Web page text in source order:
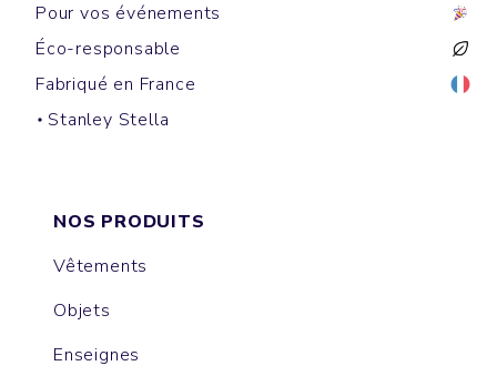
Pour vos événements
Éco-responsable
Fabriqué en France
Stanley Stella
T-shirts manches courtes
MUSER
T-shirts manches courtes
COLLIDER
T-shirts manches courtes
ISLA
T-shirts manches courtes
NOVA
T-shirts manches courtes
EXPRESSER
T-shirts manches courtes
RAYA
NOS PRODUITS
Vêtements
Objets
Enseignes